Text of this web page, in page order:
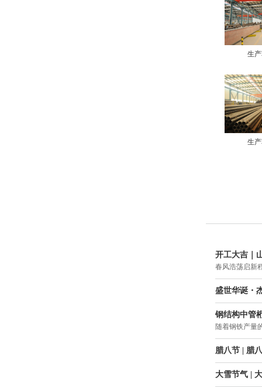
生
生
开工大吉｜
春风浩荡启新
盛世华诞・
钢结构中管
随着钢铁产量
腊八节 | 腊
大雪节气 |